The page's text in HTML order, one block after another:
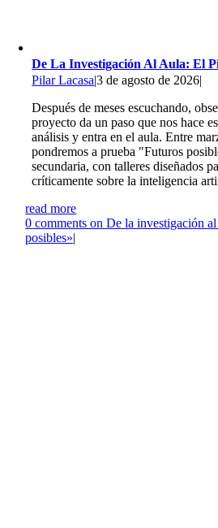
De La Investigación Al Aula: El
Pilar Lacasa|3 de agosto de 2026|
Después de meses escuchando,
proyecto da un paso que nos hace
análisis y entra en el aula. Entre
pondremos a prueba "Futuros
secundaria, con talleres diseñados
críticamente sobre la inteligencia
read more
0 comments on De la investigación
posibles»|